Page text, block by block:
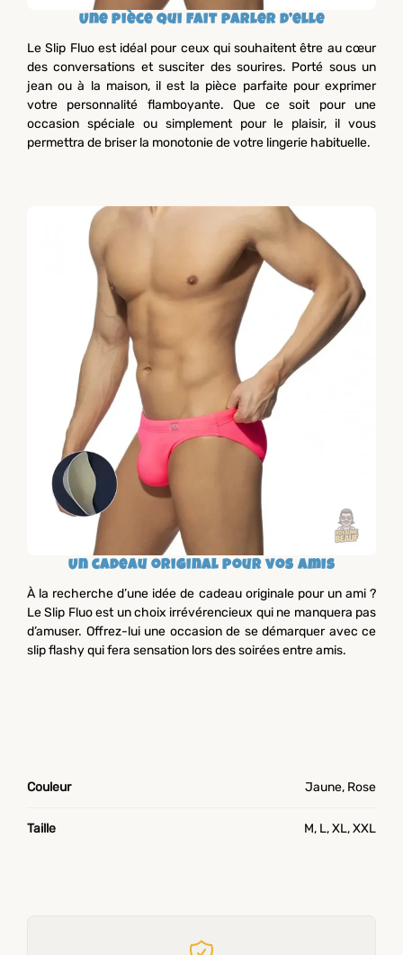
Une pièce qui fait parler d’elle
Le Slip Fluo est idéal pour ceux qui souhaitent être au cœur
des conversations et susciter des sourires. Porté sous un
jean ou à la maison, il est la pièce parfaite pour exprimer
votre personnalité flamboyante. Que ce soit pour une
occasion spéciale ou simplement pour le plaisir, il vous
permettra de briser la monotonie de votre lingerie habituelle.
Un cadeau original pour vos amis
À la recherche d’une idée de cadeau originale pour un ami ?
Le Slip Fluo est un choix irrévérencieux qui ne manquera pas
d’amuser. Offrez-lui une occasion de se démarquer avec ce
slip flashy qui fera sensation lors des soirées entre amis.
Couleur Jaune, Rose
Taille M, L, XL, XXL